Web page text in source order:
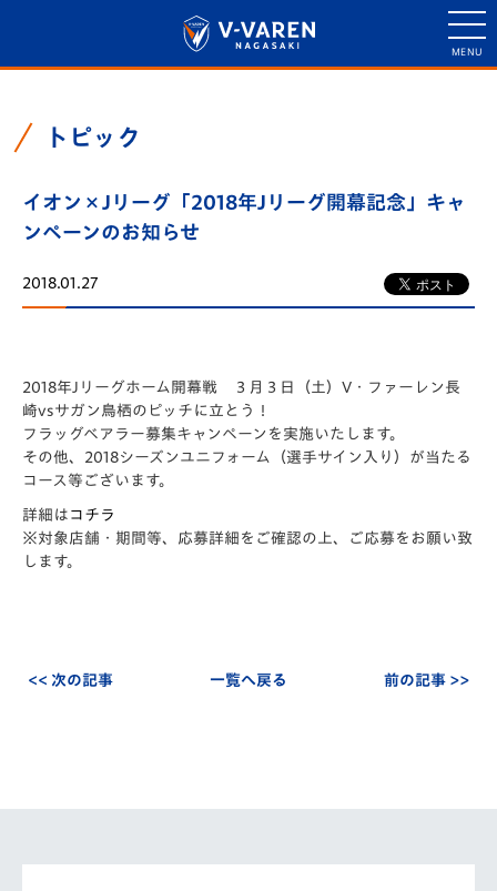
トピック
イオン×Jリーグ「2018年Jリーグ開幕記念」キャ
ンペーンのお知らせ
2018.01.27
2018年Jリーグホーム開幕戦 ３月３日（土）V・ファーレン長
崎vsサガン鳥栖のピッチに立とう！
フラッグベアラー募集キャンペーンを実施いたします。
その他、2018シーズンユニフォーム（選手サイン入り）が当たる
コース等ございます。
詳細は コチラ
※対象店舗・期間等、応募詳細をご確認の上、ご応募をお願い致
します。
<< 次の記事 一覧へ戻る 前の記事 >>